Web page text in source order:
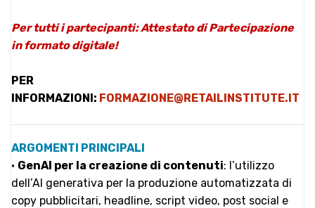
Per tutti i partecipanti: Attestato di Partecipazione
in formato digitale!
PER
INFORMAZIONI: FORMAZIONE@RETAILINSTITUTE.IT
ARGOMENTI PRINCIPALI
• GenAI per la creazione di contenuti: l’utilizzo
dell’AI generativa per la produzione automatizzata di
copy pubblicitari, headline, script video, post social e